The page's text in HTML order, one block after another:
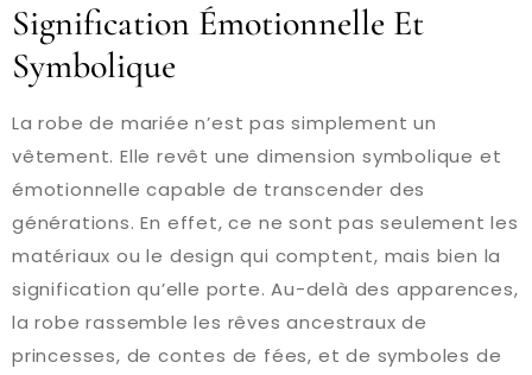
Signification Émotionnelle Et
Symbolique
La robe de mariée n’est pas simplement un
vêtement. Elle revêt une dimension symbolique et
émotionnelle capable de transcender des
générations. En effet, ce ne sont pas seulement les
matériaux ou le design qui comptent, mais bien la
signification qu’elle porte. Au-delà des apparences,
la robe rassemble les rêves ancestraux de
princesses, de contes de fées, et de symboles de